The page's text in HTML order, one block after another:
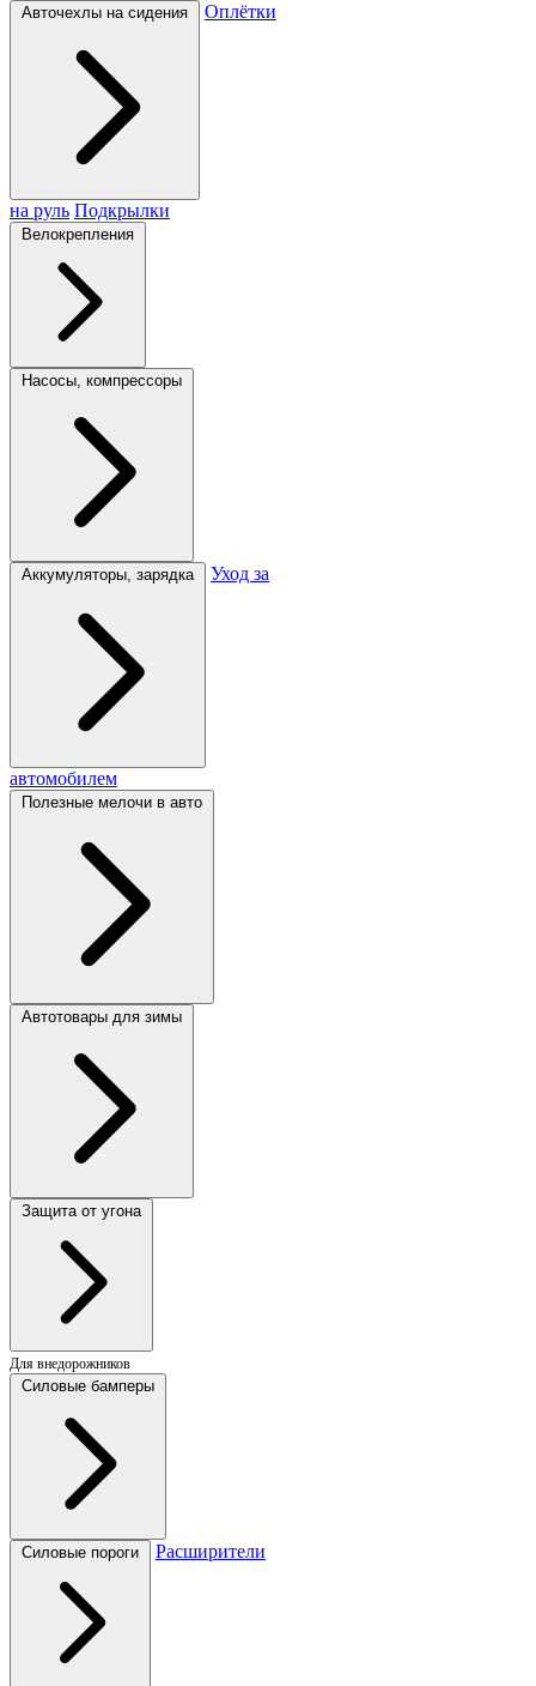
Авточехлы на сидения Оплётки
на руль Подкрылки
Велокрепления
Насосы, компрессоры
Аккумуляторы, зарядка Уход за
автомобилем
Полезные мелочи в авто
Автотовары для зимы
Защита от угона
Для внедорожников
Силовые бамперы
Силовые пороги Расширители